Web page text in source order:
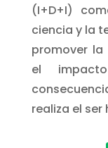
(I+D+I)
ciencia y la
promover la
el
realiza el ser